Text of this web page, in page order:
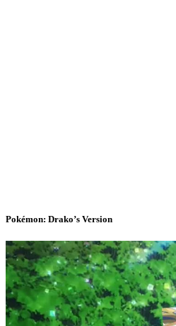
Pokémon: Drako’s Version